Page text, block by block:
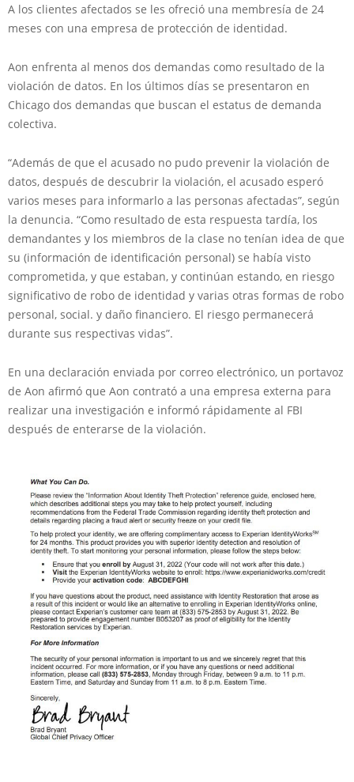
A los clientes afectados se les ofreció una membresía de 24
meses con una empresa de protección de identidad.
Aon enfrenta al menos dos demandas como resultado de la
violación de datos. En los últimos días se presentaron en
Chicago dos demandas que buscan el estatus de demanda
colectiva.
“Además de que el acusado no pudo prevenir la violación de
datos, después de descubrir la violación, el acusado esperó
varios meses para informarlo a las personas afectadas”, según
la denuncia. “Como resultado de esta respuesta tardía, los
demandantes y los miembros de la clase no tenían idea de que
su (información de identificación personal) se había visto
comprometida, y que estaban, y continúan estando, en riesgo
significativo de robo de identidad y varias otras formas de robo
personal, social. y daño financiero. El riesgo permanecerá
durante sus respectivas vidas”.
En una declaración enviada por correo electrónico, un portavoz
de Aon afirmó que Aon contrató a una empresa externa para
realizar una investigación e informó rápidamente al FBI
después de enterarse de la violación.